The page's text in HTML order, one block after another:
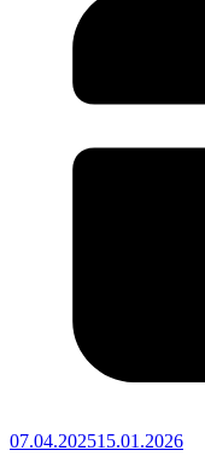
07.04.202515.01.2026